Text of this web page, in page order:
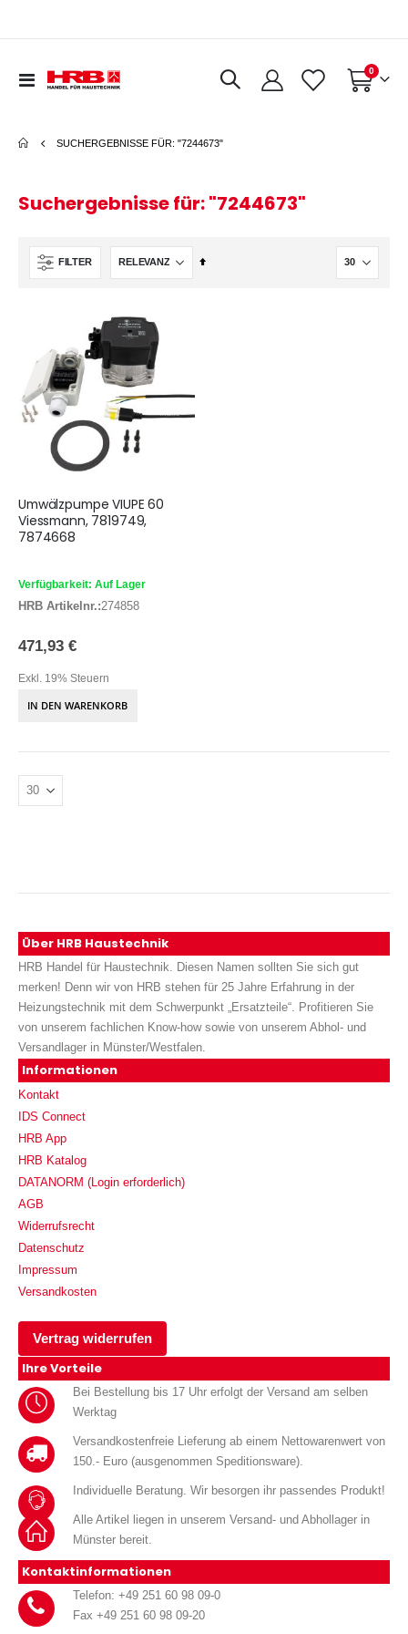
Navigation
Warenkorb
0Artikel
SUCHERGEBNISSE FÜR: "7244673"
Suchergebnisse für: "7244673"
FILTER
In
Umwälzpumpe VIUPE 60
Viessmann, 7819749,
7874668
Verfügbarkeit: Auf Lager
HRB Artikelnr.:274858
471,93 €
Exkl. 19% Steuern
IN DEN WARENKORB
Über HRB Haustechnik
HRB Handel für Haustechnik. Diesen Namen sollten Sie sich gut
merken! Denn wir von HRB stehen für 25 Jahre Erfahrung in der
Heizungstechnik mit dem Schwerpunkt „Ersatzteile“. Profitieren Sie
von unserem fachlichen Know-how sowie von unserem Abhol- und
Versandlager in Münster/Westfalen.
Informationen
Kontakt
IDS Connect
HRB App
HRB Katalog
DATANORM (Login erforderlich)
AGB
Widerrufsrecht
Datenschutz
Impressum
Versandkosten
Vertrag widerrufen
Ihre Vorteile
Bei Bestellung bis 17 Uhr erfolgt der Versand am selben
Werktag
Versandkostenfreie Lieferung ab einem Nettowarenwert von
150.- Euro (ausgenommen Speditionsware).
Individuelle Beratung. Wir besorgen ihr passendes Produkt!
Alle Artikel liegen in unserem Versand- und Abhollager in
Münster bereit.
Kontaktinformationen
Telefon: +49 251 60 98 09-0
Fax +49 251 60 98 09-20